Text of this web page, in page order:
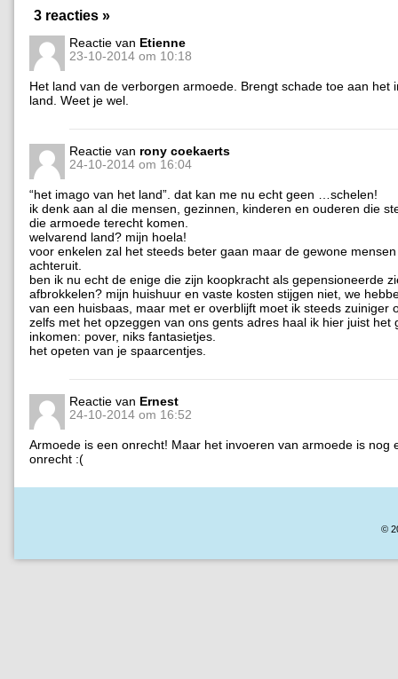
3 reacties »
Reactie van Etienne
23-10-2014 om 10:18
Het land van de verborgen armoede. Brengt schade toe aan het
land. Weet je wel.
Reactie van rony coekaerts
24-10-2014 om 16:04
“het imago van het land”. dat kan me nu echt geen …schelen!
ik denk aan al die mensen, gezinnen, kinderen en ouderen die
die armoede terecht komen.
welvarend land? mijn hoela!
voor enkelen zal het steeds beter gaan maar de gewone
achteruit.
ben ik nu echt de enige die zijn koopkracht als gepensioneerde
afbrokkelen? mijn huishuur en vaste kosten stijgen niet, we
van een huisbaas, maar met er overblijft moet ik steeds zuiniger
zelfs met het opzeggen van ons gents adres haal ik hier juist het
inkomen: pover, niks fantasietjes.
het opeten van je spaarcentjes.
Reactie van Ernest
24-10-2014 om 16:52
Armoede is een onrecht! Maar het invoeren van armoede is nog
onrecht :(
©